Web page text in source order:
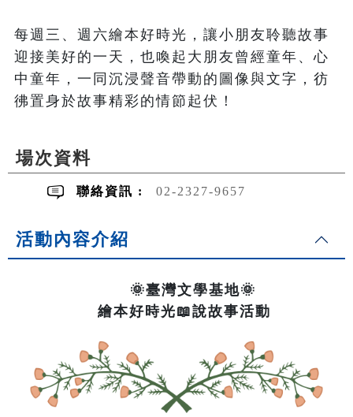
每週三、週六繪本好時光，讓小朋友聆聽故事
迎接美好的一天，也喚起大朋友曾經童年、心
中童年，一同沉浸聲音帶動的圖像與文字，彷
彿置身於故事精彩的情節起伏！
場次資料
聯絡資訊 : 02-2327-9657
活動內容介紹
🌞臺灣文學基地🌞
繪本好時光📖說故事活動